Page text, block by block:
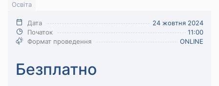
Освіта
Дата
24 жовтня 2024
Початок
11:00
Формат проведення
ONLINE
Безплатно